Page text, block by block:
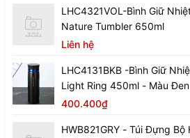
LHC4321VOL-Bình Giữ
Nature Tumbler 650ml
Liên hệ
LHC4131BKB -Bình Giữ
Light Ring 450ml - Màu
400.400₫
HWB821GRY - Túi Đựng